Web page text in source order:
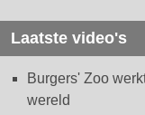
Laatste video's
Burgers' Zoo
wereld